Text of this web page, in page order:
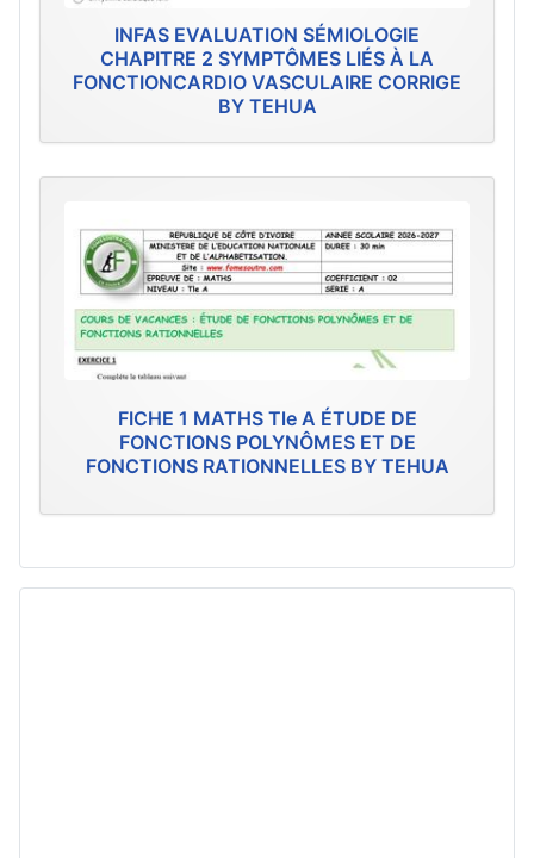
INFAS EVALUATION SÉMIOLOGIE
CHAPITRE 2 SYMPTÔMES LIÉS À LA
FONCTIONCARDIO VASCULAIRE CORRIGE
BY TEHUA
FICHE 1 MATHS Tle A ÉTUDE DE
FONCTIONS POLYNÔMES ET DE
FONCTIONS RATIONNELLES BY TEHUA